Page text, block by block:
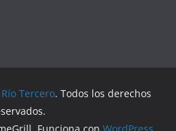
Tercero. Todos los derechos